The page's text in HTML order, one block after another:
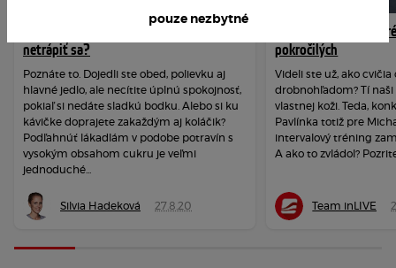
Ako prekonať závislosť na cukre a
netrápiť sa?
Poznáte to. Dojedli ste obed, polievku aj
hlavné jedlo, ale necítite úplnú spokojnosť,
pokiaľ si nedáte sladkú bodku. Alebo si ku
kávičke doprajete zakaždým aj koláčik?
Podľahnúť lákadlám v podobe potravín s
vysokým obsahom cukru je veľmi
jednoduché...
Silvia Hadeková 27.8.20
VIDEO: Intervalový
pokročilých
Videli ste už, ako
drobnohľadom? Tí naši
vlastnej koži. Teda,
Pavlínka totiž pre
intervalový tréning
A ako to zvládol?
Team inLIVE
pouze nezbytné